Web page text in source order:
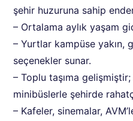
şehir huzuruna sahip
– Ortalama aylık yaşam
– Yurtlar kampüse yakın,
seçenekler sunar.
– Toplu taşıma
minibüslerle şehirde
– Kafeler, sinemalar,